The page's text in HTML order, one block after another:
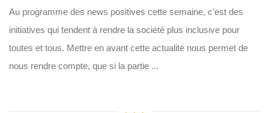
Au programme des news positives cette semaine, c’est des
initiatives qui tendent à rendre la société plus inclusive pour
toutes et tous. Mettre en avant cette actualité nous permet de
nous rendre compte, que si la partie ...